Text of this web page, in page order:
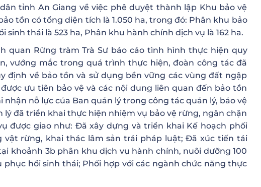
tỉnh An Giang về việc phê duyệt thành lập Khu bảo vệ
tồn có tổng diện tích là 1.050 ha, trong đó: Phân khu bảo
thái là 523 ha, Phân khu hành chính dịch vụ là 162 ha.
quan Rừng tràm Trà Sư báo cáo tình hình thực hiện quy
vướng mắc trong quá trình thực hiện, đoàn công tác đã
định về bảo tồn và sử dụng bền vững các vùng đất ngập
ưu tiên bảo vệ và các nội dung liên quan đến bảo tồn
nỗ lực của Ban quản lý trong công tác quản lý, bảo vệ
lý đã triển khai thực hiện nhiệm vụ bảo vệ rừng, ngăn chặn
được giao như: Đã xây dựng và triển khai Kế hoạch phối
rừng, khai thác lâm sản trái pháp luật; Đã xúc tiến tái
khoảnh 3b phân khu dịch vụ hành chính, nuôi dưỡng 100
hồi sinh thái; Phối hợp với các ngành chức năng thực